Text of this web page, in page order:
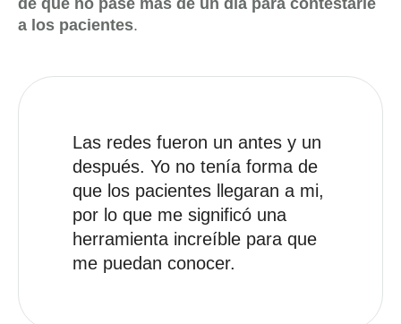
a los pacientes.
Las redes fueron un antes y un
después. Yo no tenía forma de
que los pacientes llegaran a mi,
por lo que me significó una
herramienta increíble para que
me puedan conocer.